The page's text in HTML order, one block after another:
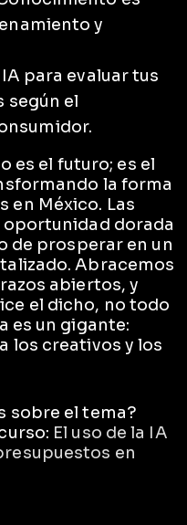
y
para evaluar tus
según el
es el futuro; es el
la forma
en México. Las
oportunidad dorada
de prosperar en un
Abracemos
abiertos, y
el dicho, no todo
es un gigante:
los creativos y los
sobre el tema?
El uso de la IA
en